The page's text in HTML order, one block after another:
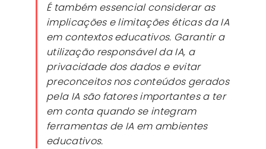
É também essencial considerar as
implicações e limitações éticas da IA
em contextos educativos. Garantir a
utilização responsável da IA, a
privacidade dos dados e evitar
preconceitos nos conteúdos gerados
pela IA são fatores importantes a ter
em conta quando se integram
ferramentas de IA em ambientes
educativos.